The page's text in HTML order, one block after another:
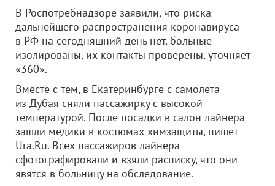
В Роспотребнадзоре заявили, что риска
дальнейшего распространения коронавируса
в РФ на сегодняшний день нет, больные
изолированы, их контакты проверены, уточняет
«360».
Вместе с тем, в Екатеринбурге с самолета
из Дубая сняли пассажирку с высокой
температурой. После посадки в салон лайнера
зашли медики в костюмах химзащиты, пишет
Ura.Ru. Всех пассажиров лайнера
сфотографировали и взяли расписку, что они
явятся в больницу на обследование.